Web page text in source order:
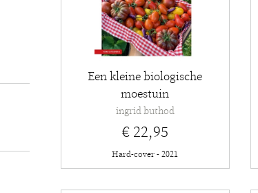
Een kleine biologische
moestuin
ingrid buthod
€ 22,95
Hard-cover - 2021